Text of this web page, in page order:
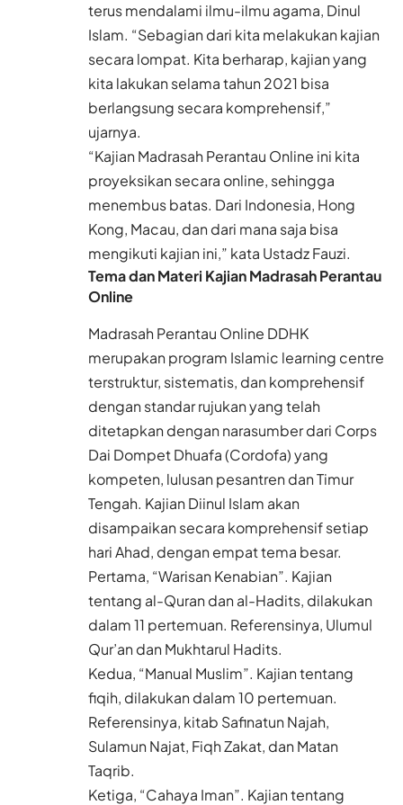
terus mendalami ilmu-ilmu agama, Dinul
Islam. “Sebagian dari kita melakukan kajian
secara lompat. Kita berharap, kajian yang
kita lakukan selama tahun 2021 bisa
berlangsung secara komprehensif,”
ujarnya.
“Kajian Madrasah Perantau Online ini kita
proyeksikan secara online, sehingga
menembus batas. Dari Indonesia, Hong
Kong, Macau, dan dari mana saja bisa
mengikuti kajian ini,” kata Ustadz Fauzi.
Tema dan Materi Kajian Madrasah Perantau
Online
Madrasah Perantau Online DDHK
merupakan program Islamic learning centre
terstruktur, sistematis, dan komprehensif
dengan standar rujukan yang telah
ditetapkan dengan narasumber dari Corps
Dai Dompet Dhuafa (Cordofa) yang
kompeten, lulusan pesantren dan Timur
Tengah. Kajian Diinul Islam akan
disampaikan secara komprehensif setiap
hari Ahad, dengan empat tema besar.
Pertama, “Warisan Kenabian”. Kajian
tentang al-Quran dan al-Hadits, dilakukan
dalam 11 pertemuan. Referensinya, Ulumul
Qur’an dan Mukhtarul Hadits.
Kedua, “Manual Muslim”. Kajian tentang
fiqih, dilakukan dalam 10 pertemuan.
Referensinya, kitab Safinatun Najah,
Sulamun Najat, Fiqh Zakat, dan Matan
Taqrib.
Ketiga, “Cahaya Iman”. Kajian tentang